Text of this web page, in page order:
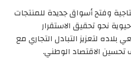
وفتح أسواق جديدة للمنتجات
نحو تحقيق الاستقرار
بلاده لتعزيز التبادل التجاري مع
الاقتصاد الوطني.